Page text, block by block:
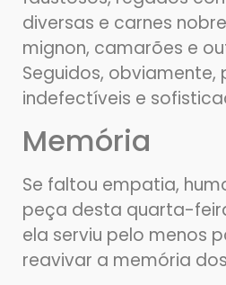
diversas e carnes
mignon, camarões e
Seguidos, obviamente,
indefectíveis e
Memória
Se faltou empatia,
peça desta quarta-
ela serviu pelo menos
reavivar a memória